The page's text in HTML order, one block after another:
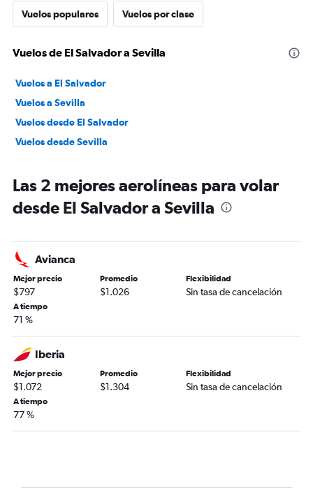
Vuelos populares Vuelos por clase
Vuelos de El Salvador a Sevilla
Vuelos a El Salvador
Vuelos a Sevilla
Vuelos desde El Salvador
Vuelos desde Sevilla
Las 2 mejores aerolíneas para volar
desde El Salvador a Sevilla
Avianca
Mejor precio
$797
Promedio
$1.026
Flexibilidad
Sin tasa de cancelación
A tiempo
71 %
Iberia
Mejor precio
$1.072
Promedio
$1.304
Flexibilidad
Sin tasa de cancelación
A tiempo
77 %